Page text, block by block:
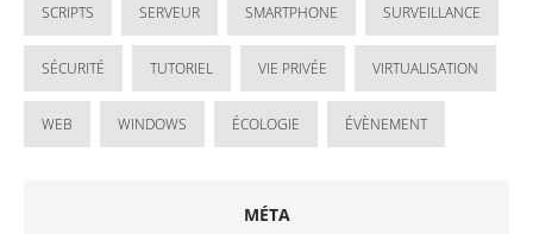
SCRIPTS SERVEUR SMARTPHONE SURVEILLANCE
SÉCURITÉ TUTORIEL VIE PRIVÉE VIRTUALISATION
WEB WINDOWS ÉCOLOGIE ÉVÈNEMENT
MÉTA